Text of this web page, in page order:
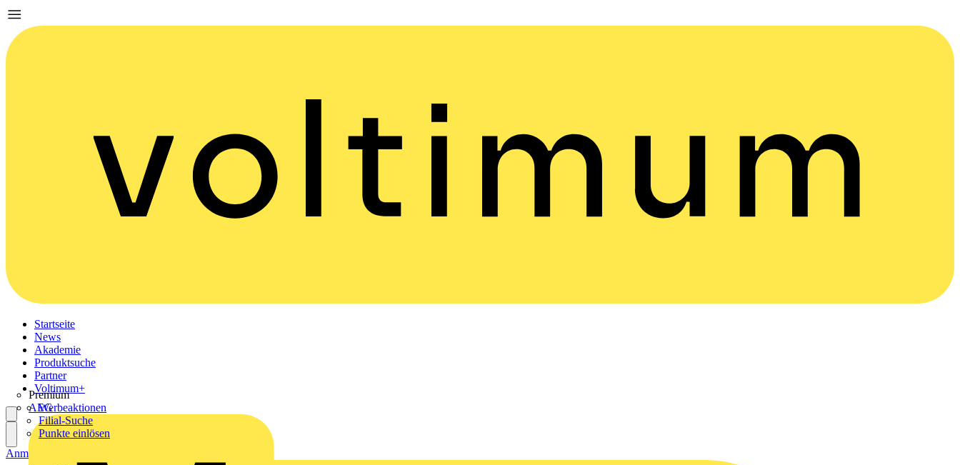
Startseite
News
Akademie
Produktsuche
Partner
Premium
AEG
Voltimum+
Werbeaktionen
Filial-Suche
Punkte einlösen
Anmelden